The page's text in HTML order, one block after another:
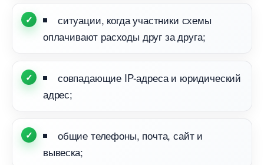
ситуации, когда участники схемы
оплачивают расходы друг за друга;
совпадающие IP-адреса и юридический
адрес;
общие телефоны, почта, сайт и
ывеска;